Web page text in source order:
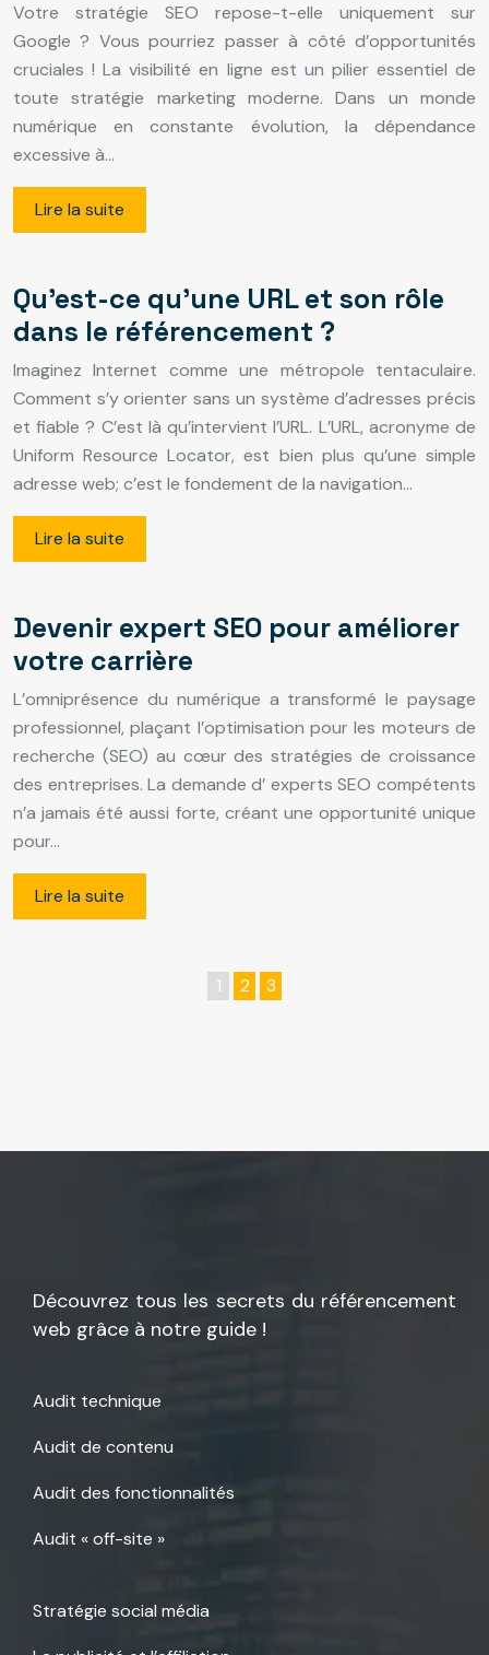
Votre stratégie SEO repose-t-elle uniquement sur
Google ? Vous pourriez passer à côté d’opportunités
cruciales ! La visibilité en ligne est un pilier essentiel de
toute stratégie marketing moderne. Dans un monde
numérique en constante évolution, la dépendance
excessive à…
Lire la suite
Qu’est-ce qu’une URL et son rôle
dans le référencement ?
Imaginez Internet comme une métropole tentaculaire.
Comment s’y orienter sans un système d’adresses précis
et fiable ? C’est là qu’intervient l’URL. L’URL, acronyme de
Uniform Resource Locator, est bien plus qu’une simple
adresse web; c’est le fondement de la navigation…
Lire la suite
Devenir expert SEO pour améliorer
votre carrière
L’omniprésence du numérique a transformé le paysage
professionnel, plaçant l’optimisation pour les moteurs de
recherche (SEO) au cœur des stratégies de croissance
des entreprises. La demande d’ experts SEO compétents
n’a jamais été aussi forte, créant une opportunité unique
pour…
Lire la suite
1 2 3
Découvrez tous les secrets du référencement
web grâce à notre guide !
Audit technique
Audit de contenu
Audit des fonctionnalités
Audit « off-site »
Stratégie social média